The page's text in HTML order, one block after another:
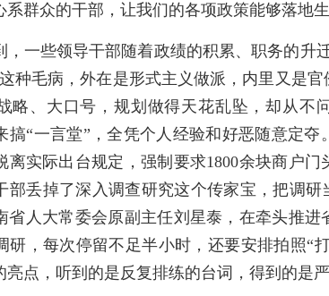
群众的干部，让我们的各项政策能够落地生
，一些领导干部随着政绩的积累、职务的升
种毛病，外在是形式主义做派，内里又是官
略、大口号，规划做得天花乱坠，却从不
搞“一言堂”，全凭个人经验和好恶随意定
离实际出台规定，强制要求1800余块商户
部丢掉了深入调查研究这个传家宝，把调研
省人大常委会原副主任刘星泰，在牵头推
研，每次停留不足半小时，还要安排拍照“
点，听到的是反复排练的台词，得到的是严